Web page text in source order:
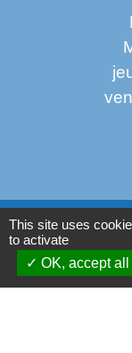
Oise mobilité
Service Public
This site uses
to activate
OK, accept all